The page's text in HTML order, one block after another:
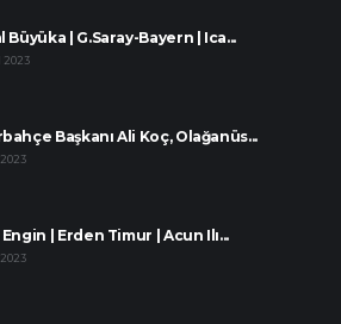
Büyüka | G.Saray-Bayern | Ica...
2023
Başkanı Ali Koç, Olağanüs...
2023
| Erden Timur | Acun Ilı...
2023